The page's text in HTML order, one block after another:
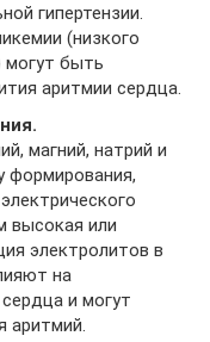
гипертензии.
(низкого
могут быть
аритмии сердца.
магний, натрий и
формирования,
высокая или
электролитов в
на
и могут
аритмий.